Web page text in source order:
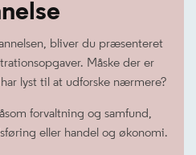
bliver du præsenteret
Måske der er
lyst til at udforske nærmere?
forvaltning og samfund,
eller handel og økonomi.